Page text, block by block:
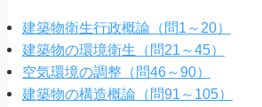
建築物衛生行政概論（問1～20）
建築物の環境衛生（問21～45）
空気環境の調整（問46～90）
建築物の構造概論（問91～105）